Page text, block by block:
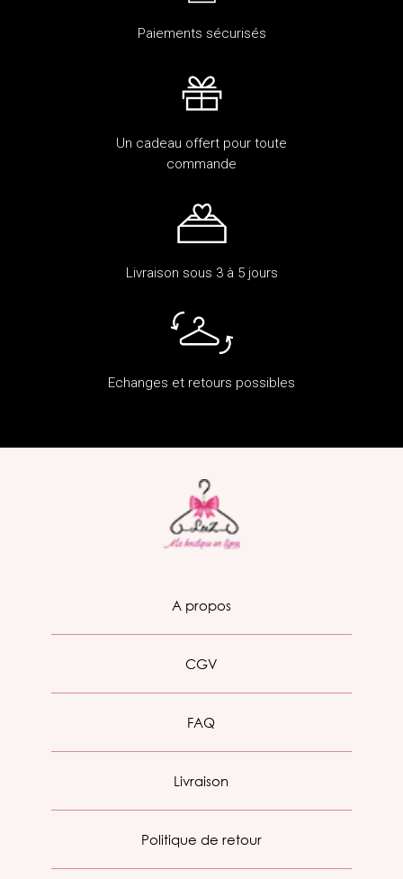
Paiements sécurisés
Un cadeau offert pour toute
commande
Livraison sous 3 à 5 jours
Echanges et retours possibles
A propos
CGV
FAQ
Livraison
Politique de retour